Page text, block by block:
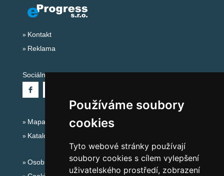
Používáme soubory
cookies
Tyto webové stránky používají
soubory cookies s cílem vylepšení
uživatelského prostředí, zobrazení
Kontakt
Reklama
Sociální sítě:
Mapa serveru Alpy Itálie - Dolomity
Katalog ubytování
Osobní údaje